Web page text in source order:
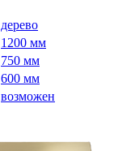
дерево
1200 мм
750 мм
600 мм
возможен